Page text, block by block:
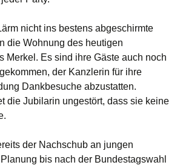
nicht ins bestens abgeschirmte
die Wohnung des heutigen
Merkel. Es sind ihre Gäste auch noch
der Kanzlerin für ihre
Dankbesuche abzustatten.
die Jubilarin ungestört, dass sie keine
der Nachschub an jungen
bis nach der Bundestagswahl